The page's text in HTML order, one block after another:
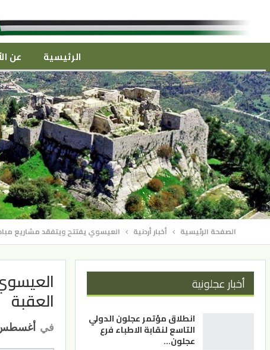
الرئيسية عن
الصفحة الرئيسية أخبار أردنية العيسوي يفتتح ويتفقد مشاريع
العقبة
في أغسطس 16,
أخبار عجلونية
انطلاق مؤتمر عجلون الدولي
التاسع لنقابة الاطباء فرع
عجلون…